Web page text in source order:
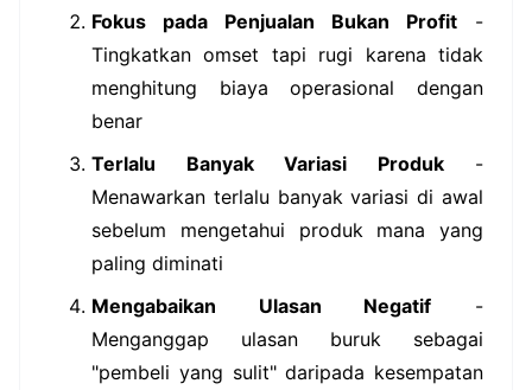
Fokus pada Penjualan Bukan Profit -
Tingkatkan omset tapi rugi karena tidak
menghitung biaya operasional dengan
benar
Terlalu Banyak Variasi Produk-
Menawarkan terlalu banyak variasi di awal
sebelum mengetahui produk mana yang
paling diminati
Mengabaikan Ulasan Negatif -
Menganggap ulasan buruk sebagai
"pembeli yang sulit" daripada kesempatan